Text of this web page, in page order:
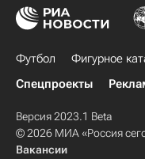
Футбол Фигурное
Спецпроекты
Версия 2023.1 Beta
© 2026 МИА «Россия
Вакансии